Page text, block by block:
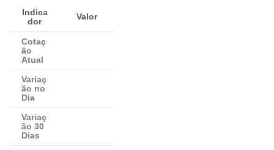
Indica
dor
Valor
Cotaç
ão
Atual
Variaç
ão no
Dia
Variaç
ão 30
Dias